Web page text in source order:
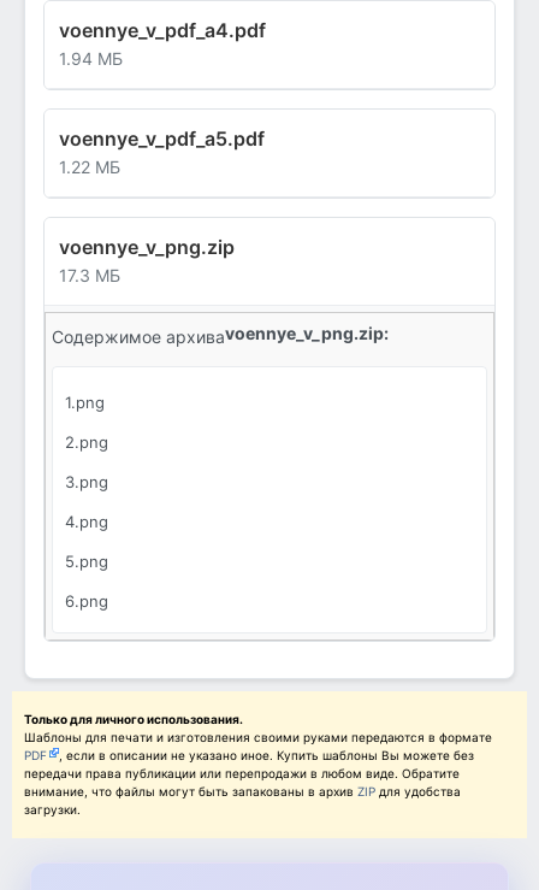
voennye_v_pdf_a4.pdf
1.94 МБ
voennye_v_pdf_a5.pdf
1.22 МБ
voennye_v_png.zip
17.3 МБ
Содержимое архиваvoennye_v_png.zip:
1.png
2.png
3.png
4.png
5.png
6.png
7.png
8.png
Только для личного использования.
Шаблоны для печати и изготовления своими руками передаются в формате
PDF
, если в описании не указано иное. Купить шаблоны Вы можете без
передачи права публикации или перепродажи в любом виде. Обратите
внимание, что файлы могут быть запакованы в архив ZIP для удобства
загрузки.